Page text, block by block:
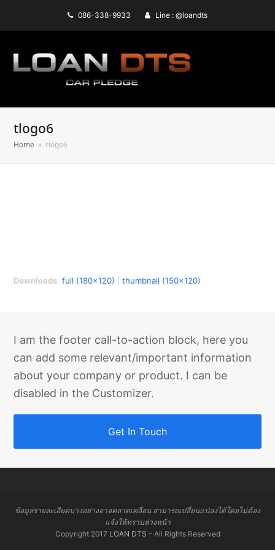
086-338-9933 Line : @loandts
tlogo6
Home » tlogo6
Downloads:full (180x120) |thumbnail (150x120)
I am the footer call-to-action block, here you
can add some relevant/important information
about your company or product. I can be
disabled in the Customizer.
Get In Touch
ข้อมูลรายละเอียดบางอย่างอาจคลาดเคลื่อน สามารถเปลี่ยนแปลงได้โดยไม่ต้อง
แจ้งให้ทราบล่วงหน้า
Copyright 2017 LOAN DTS - All Rights Reserved